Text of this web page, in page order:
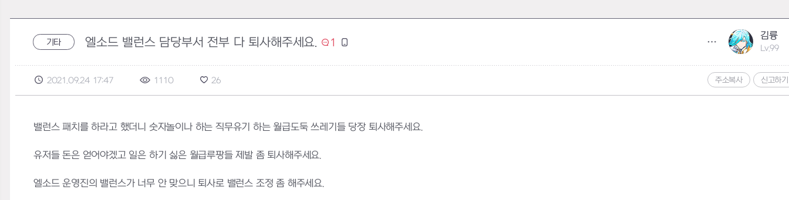
기타 엘소드 밸런스 담당부서 전부 다 퇴사해주세요. 1
김륭
Lv.99
2021.09.24 17:47 1110 26 주소복사 신고하기
밸런스 패치를 하라고 했더니 숫자놀이나 하는 직무유기 하는 월급도둑 쓰레기들 당장 퇴사해주세요.
유저들 돈은 얻어야겠고 일은 하기 싫은 월급루팡들 제발 좀 퇴사해주세요.
엘소드 운영진의 밸런스가 너무 안 맞으니 퇴사로 밸런스 조정 좀 해주세요.